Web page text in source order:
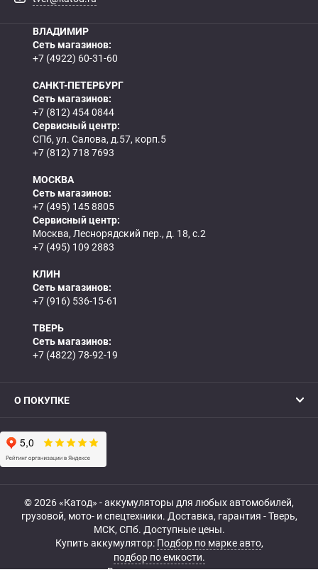
ВЛАДИМИР
Сеть магазинов:
+7 (4922) 60-31-60
САНКТ-ПЕТЕРБУРГ
Сеть магазинов:
+7 (812) 454 0844
Сервисный центр:
СПб, ул. Салова, д.57, корп.5
+7 (812) 718 7693
МОСКВА
Сеть магазинов:
+7 (495) 145 8805
Сервисный центр:
Москва, Леснорядский пер., д. 18, с.2
+7 (495) 109 2883
КЛИН
Сеть магазинов:
+7 (916) 536-15-61
ТВЕРЬ
Сеть магазинов:
+7 (4822) 78-92-19
О ПОКУПКЕ
© 2026 «Катод» - аккумуляторы для любых автомобилей,
грузовой, мото- и спецтехники. Доставка, гарантия - Тверь,
МСК, СПб. Доступные цены.
Купить аккумулятор: Подбор по марке авто,
подбор по емкости.
Все права защищены.